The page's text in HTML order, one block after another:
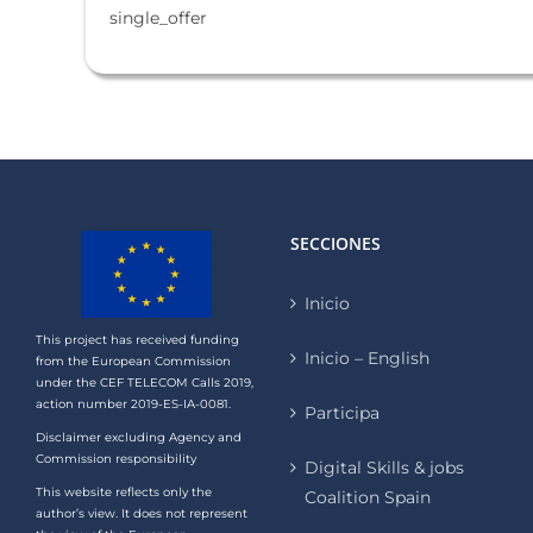
single_offer
This project has received funding
from the European Commission
under the CEF TELECOM Calls 2019,
action number 2019-ES-IA-0081.
Disclaimer excluding Agency and
Commission responsibility
This website reflects only the
author’s view. It does not represent
SECCIONES
Inicio
Inicio – English
Participa
Digital Skills & jobs
Coalition Spain